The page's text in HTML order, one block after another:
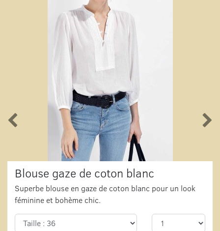
Blouse gaze de coton blanc
Superbe blouse en gaze de coton blanc pour un look
féminine et bohème chic.